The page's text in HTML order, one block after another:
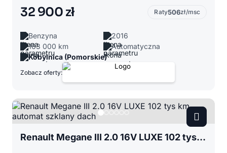
32 900 zł Raty506zł/msc
Benzyna
2016
163 000 km
Automatyczna
Kobylnica (Pomorskie)
Zobacz oferty:
Renault Megane III 2.0 16V LUXE 102 tys km automat szklany dach